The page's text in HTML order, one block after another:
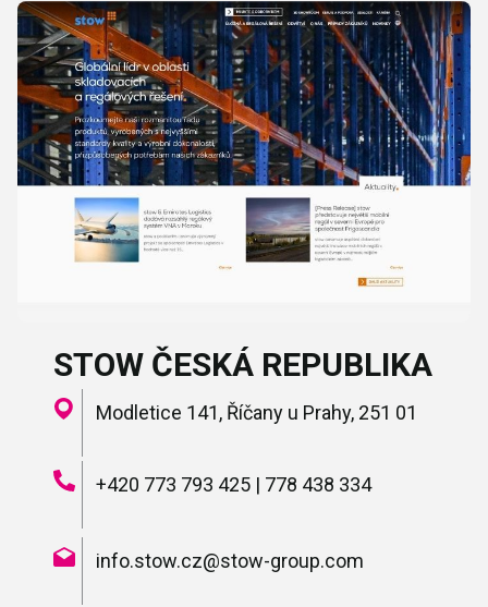
STOW ČESKÁ REPUBLIKA
Modletice 141, Říčany u Prahy, 251 01
+420 773 793 425 | 778 438 334
info.stow.cz@stow-group.com